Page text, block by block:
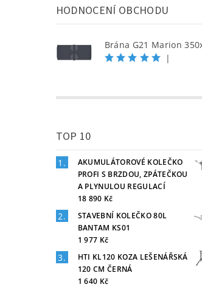
HODNOCENÍ OBCHODU
|
TOP 10
AKUMULÁTOROVÉ KOLEČKO
PROFI S BRZDOU, ZPÁTEČKOU
A PLYNULOU REGULACÍ
18 890 Kč
STAVEBNÍ KOLEČKO 80L
BANTAM KS01
1 977 Kč
HTI KL120 KOZA LEŠENÁŘSKÁ
120 CM ČERNÁ
1 640 Kč